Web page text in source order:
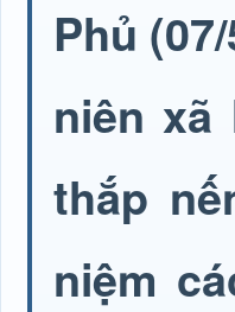
Phủ
niên
thắp
niệm